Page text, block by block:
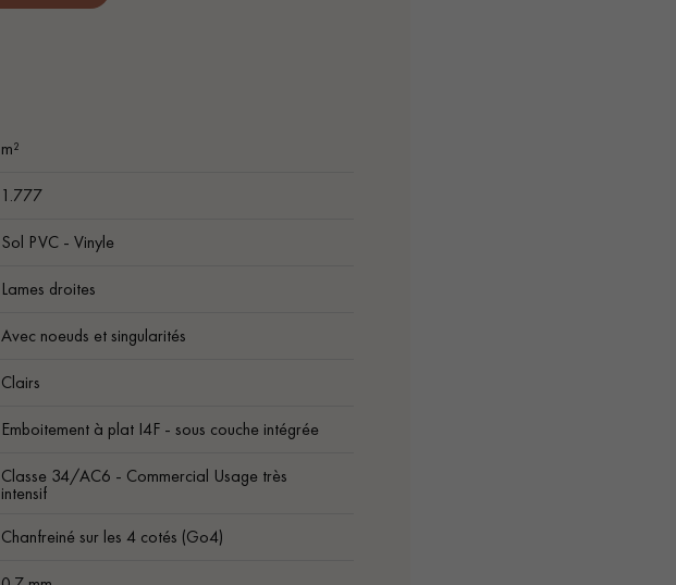
m²
1.777
Sol PVC - Vinyle
Lames droites
Avec noeuds et singularités
Clairs
Emboitement à plat I4F - sous couche intégrée
Classe 34/AC6 - Commercial Usage très
intensif
Chanfreiné sur les 4 cotés (Go4)